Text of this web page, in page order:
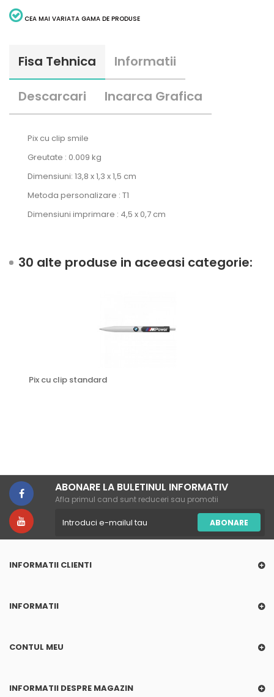
CEA MAI VARIATA GAMA DE PRODUSE
Fisa Tehnica Informatii
Descarcari Incarca Grafica
Pix cu clip smile
Greutate : 0.009 kg
Dimensiuni: 13,8 x 1,3 x 1,5 cm
Metoda personalizare : T1
Dimensiuni imprimare : 4,5 x 0,7 cm
30 alte produse in aceeasi categorie:
Pix cu clip standard
ABONARE LA BULETINUL INFORMATIV
Afla primul cand sunt reduceri sau promotii
ABONARE
INFORMATII CLIENTI
INFORMATII
CONTUL MEU
INFORMATII DESPRE MAGAZIN